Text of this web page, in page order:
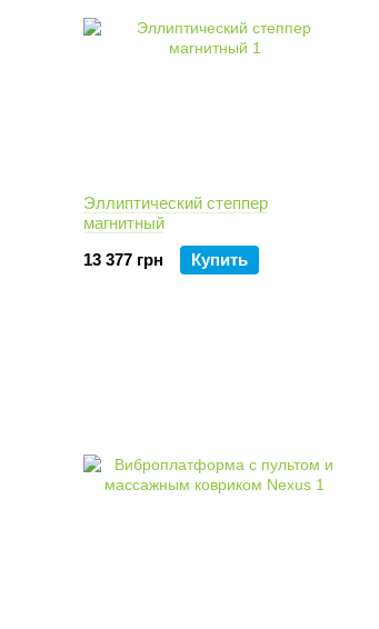
Эллиптический степпер
магнитный
13 377 грн
Купить